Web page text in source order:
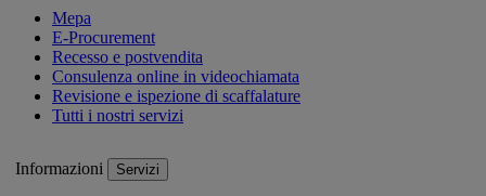
Mepa
E-Procurement
Recesso e postvendita
Consulenza online in videochiamata
Revisione e ispezione di scaffalature
Tutti i nostri servizi
Informazioni Servizi